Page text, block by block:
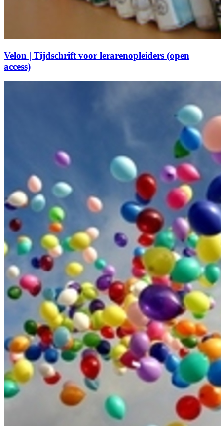
Velon | Tijdschrift voor lerarenopleiders (open
access)